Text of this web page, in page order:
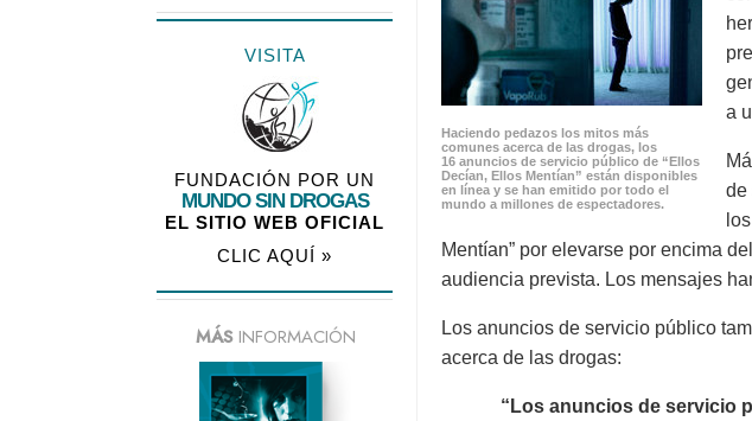
Haciendo pedazos los mitos más
comunes acerca de las drogas, los
16 anuncios de servicio público de “Ellos
Decían, Ellos Mentían” están disponibles
en línea y se han emitido por todo el
mundo a millones de espectadores.
a
de
Mentían” por elevarse por encima
audiencia prevista. Los mensajes
Los anuncios de servicio público
acerca de las drogas:
“Los anuncios de servicio
VISITA
FUNDACIÓN POR UN
MUNDO SIN DROGAS
EL SITIO WEB OFICIAL
CLIC AQUÍ »
MÁSINFORMACIÓN